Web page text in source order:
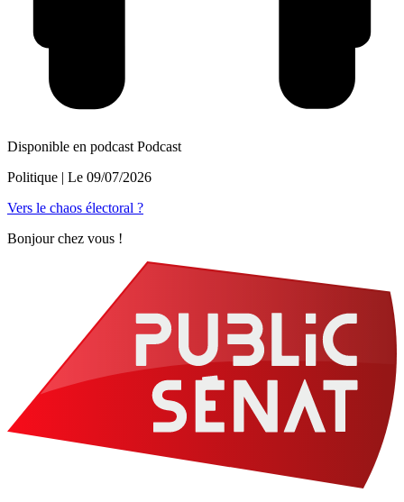
Disponible en podcast Podcast
Politique | Le 09/07/2026
Vers le chaos électoral ?
Bonjour chez vous !